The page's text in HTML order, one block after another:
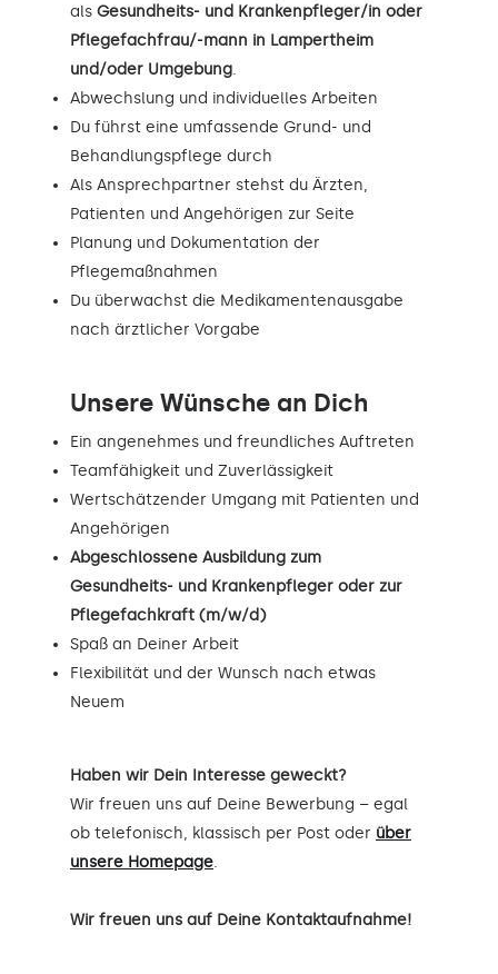
als Gesundheits- und Krankenpfleger/in oder
Pflegefachfrau/-mann in Lampertheim
und/oder Umgebung.
Abwechslung und individuelles Arbeiten
Du führst eine umfassende Grund- und
Behandlungspflege durch
Als Ansprechpartner stehst du Ärzten,
Patienten und Angehörigen zur Seite
Planung und Dokumentation der
Pflegemaßnahmen
Du überwachst die Medikamentenausgabe
nach ärztlicher Vorgabe
Unsere Wünsche an Dich
Ein angenehmes und freundliches Auftreten
Teamfähigkeit und Zuverlässigkeit
Wertschätzender Umgang mit Patienten und
Angehörigen
Abgeschlossene Ausbildung zum
Gesundheits- und Krankenpfleger oder zur
Pflegefachkraft (m/w/d)
Spaß an Deiner Arbeit
Flexibilität und der Wunsch nach etwas
Neuem
Haben wir Dein Interesse geweckt?
Wir freuen uns auf Deine Bewerbung – egal
ob telefonisch, klassisch per Post oder über
unsere Homepage.
Wir freuen uns auf Deine Kontaktaufnahme!